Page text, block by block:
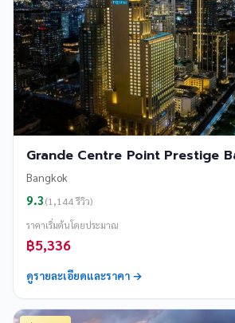
Grande Centre Point Prestige
Bangkok
9.3(1,144 รีวิว)
ราคาเริ่มต้นโดยประมาณ
฿5,336
ดูรายละเอียดและราคา →